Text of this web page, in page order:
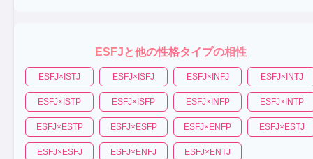
ESFJ と他の性格タイプの相性
ESFJ× ISTJ ESFJ× ISFJ ESFJ× INFJ ESFJ× INTJ
ESFJ× ISTP ESFJ× ISFP ESFJ× INFP ESFJ× INTP
ESFJ× ESTP ESFJ× ESFP ESFJ× ENFP ESFJ× ESTJ
ESFJ× ESFJ ESFJ× ENFJ ESFJ× ENTJ